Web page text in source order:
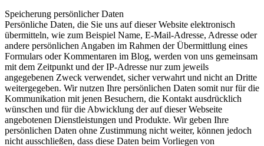
Speicherung persönlicher Daten
Persönliche Daten, die Sie uns auf dieser Website elektronisch
übermitteln, wie zum Beispiel Name, E-Mail-Adresse, Adresse oder
andere persönlichen Angaben im Rahmen der Übermittlung eines
Formulars oder Kommentaren im Blog, werden von uns gemeinsam
mit dem Zeitpunkt und der IP-Adresse nur zum jeweils
angegebenen Zweck verwendet, sicher verwahrt und nicht an Dritte
weitergegeben. Wir nutzen Ihre persönlichen Daten somit nur für die
Kommunikation mit jenen Besuchern, die Kontakt ausdrücklich
wünschen und für die Abwicklung der auf dieser Webseite
angebotenen Dienstleistungen und Produkte. Wir geben Ihre
persönlichen Daten ohne Zustimmung nicht weiter, können jedoch
nicht ausschließen, dass diese Daten beim Vorliegen von